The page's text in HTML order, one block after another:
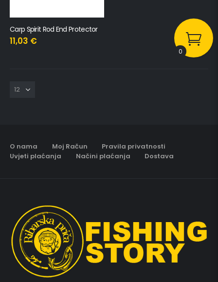
Carp Spirit Rod End Protector
11,03 €
O nama Moj Račun
Pravila privatnosti
Uvjeti plaćanja
Načini plaćanja Dostava
0